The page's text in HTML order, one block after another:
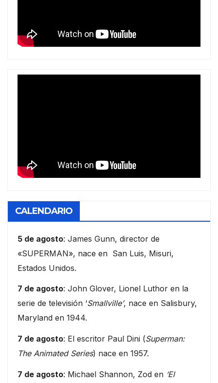
CALENDARIO
5 de agosto: James Gunn, director de
«SUPERMAN», nace en San Luis, Misuri,
Estados Unidos.
7 de agosto: John Glover, Lionel Luthor en la
serie de televisión ‘Smallville’, nace en Salisbury,
Maryland en 1944.
7 de agosto: El escritor Paul Dini (Superman:
The Animated Series) nace en 1957.
7 de agosto: Michael Shannon, Zod en ‘El